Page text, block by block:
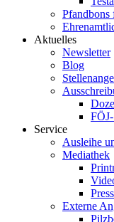
Pfandbons
Aktuelles
Newsletter
Blog
Service
Ausleihe
Mediathek
Externe